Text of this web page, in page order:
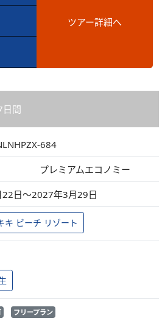
ツアー詳細へ
日間
684
プレミアムエコノミー
日～2027年3月29日
キ ビーチ リゾート
フリープラン